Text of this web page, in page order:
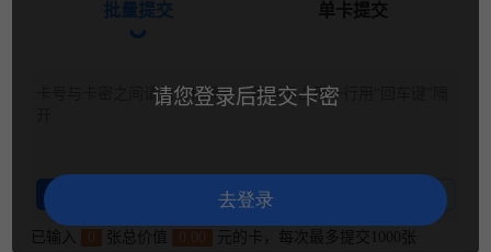
请您登录后提交卡密
去登录
批量提交 单卡提交
卡号与卡密之间请用空格隔开，每张卡占用一行用“回车键”隔
已输入 张总价值 元的卡，每次最多提交1000张